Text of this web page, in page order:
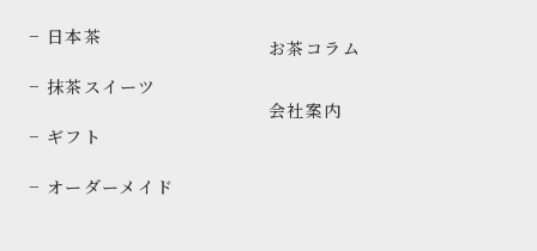
− 日本茶
− 抹茶スイーツ
− ギフト
− オーダーメイド
お茶コラム
会社案内